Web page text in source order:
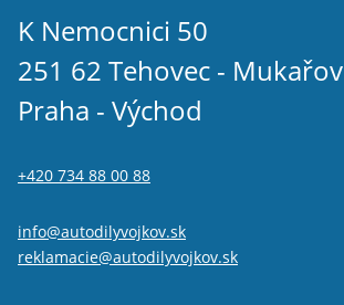
K Nemocnici 50
251 62 Tehovec - Mukařov
Praha - Východ
+420 734 88 00 88
info@autodilyvojkov.sk
reklamacie@autodilyvojkov.sk